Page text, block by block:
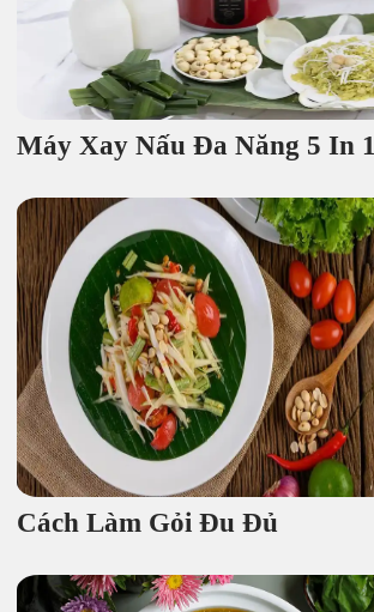
Máy Xay Nấu Đa Năng 5 In 1
Cách Làm Gỏi Đu Đủ